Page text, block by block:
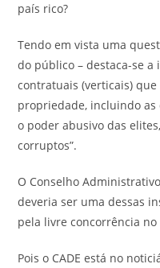
país rico?
Tendo em vista uma
do público – destaca-se
contratuais (verticais)
propriedade, incluindo
o poder abusivo das
corruptos”.
O Conselho
deveria ser uma dessas
pela livre concorrência no
Pois o CADE está no